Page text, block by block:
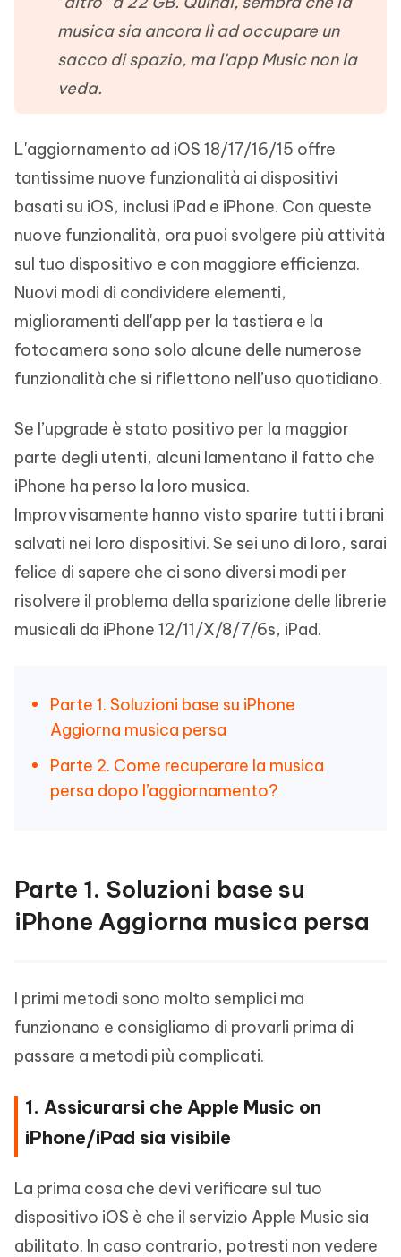
musica sia ancora lì ad occupare un
sacco di spazio, ma l'app Music non la
veda.
L'aggiornamento ad iOS 18/17/16/15 offre
tantissime nuove funzionalità ai dispositivi
basati su iOS, inclusi iPad e iPhone. Con queste
nuove funzionalità, ora puoi svolgere più attività
sul tuo dispositivo e con maggiore efficienza.
Nuovi modi di condividere elementi,
miglioramenti dell'app per la tastiera e la
fotocamera sono solo alcune delle numerose
funzionalità che si riflettono nell’uso quotidiano.
Se l’upgrade è stato positivo per la maggior
parte degli utenti, alcuni lamentano il fatto che
iPhone ha perso la loro musica.
Improvvisamente hanno visto sparire tutti i brani
salvati nei loro dispositivi. Se sei uno di loro, sarai
felice di sapere che ci sono diversi modi per
risolvere il problema della sparizione delle librerie
musicali da iPhone 12/11/X/8/7/6s, iPad.
Parte 1. Soluzioni base su iPhone
Aggiorna musica persa
Parte 2. Come recuperare la musica
persa dopo l’aggiornamento?
Parte 1. Soluzioni base su
iPhone Aggiorna musica persa
I primi metodi sono molto semplici ma
funzionano e consigliamo di provarli prima di
passare a metodi più complicati.
1. Assicurarsi che Apple Music on
iPhone/iPad sia visibile
La prima cosa che devi verificare sul tuo
dispositivo iOS è che il servizio Apple Music sia
abilitato. In caso contrario, potresti non vedere